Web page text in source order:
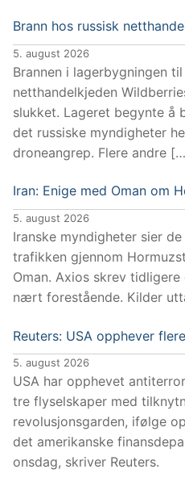
Brann hos russisk
5. august 2026
Brannen i lagerbygningen
netthandelkjeden
slukket. Lageret begynte å
det russiske myndigheter
droneangrep. Flere andre
Iran: Enige med Oman om
5. august 2026
Iranske myndigheter sier
trafikken gjennom
Oman. Axios skrev
nært forestående. Kilder
Reuters: USA opphever
5. august 2026
USA har opphevet
tre flyselskaper med
revolusjonsgarden, ifølge
det amerikanske
onsdag, skriver Reuters.